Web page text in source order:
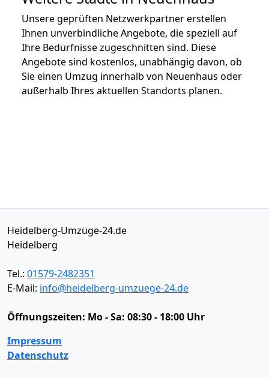
Unsere geprüften Netzwerkpartner erstellen
Ihnen unverbindliche Angebote, die speziell auf
Ihre Bedürfnisse zugeschnitten sind. Diese
Angebote sind kostenlos, unabhängig davon, ob
Sie einen Umzug innerhalb von Neuenhaus oder
außerhalb Ihres aktuellen Standorts planen.
Heidelberg-Umzüge-24.de
Heidelberg
Tel.: 01579-2482351
E-Mail: info@heidelberg-umzuege-24.de
Öffnungszeiten: Mo - Sa: 08:30 - 18:00 Uhr
Impressum
Datenschutz